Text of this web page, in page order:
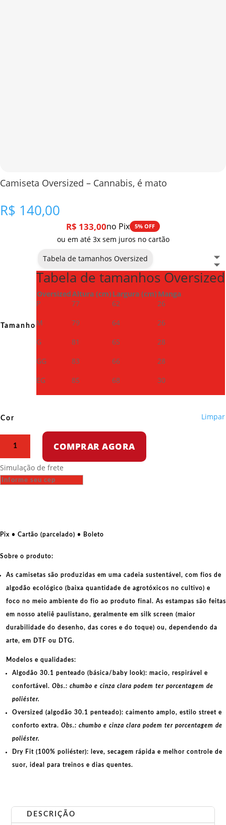
Camiseta Oversized – Cannabis, é mato
R$ 140,00
R$ 133,00no Pix 5% OFF
ou em até 3x sem juros no cartão
Tamanho
Tabela de tamanhos Oversized
Tabela de tamanhos Oversized
OversizedAltura (cm) Largura (cm) Manga
P
77 62
26
M
79 64
26
G
81 65
28
GG
83 66
28
EG
85 68 30
Cor Limpar
Cannabis,
é
COMPRAR AGORA
Simulação de frete
Pix • Cartão (parcelado) • Boleto
Sobre o produto:
As camisetas são produzidas em uma cadeia sustentável, com fios de
algodão ecológico (baixa quantidade de agrotóxicos no cultivo) e
foco no meio ambiente do fio ao produto final. As estampas são feitas
em nosso ateliê paulistano, geralmente em silk screen (maior
durabilidade do desenho, das cores e do toque) ou, dependendo da
arte, em DTF ou DTG.
Modelos e qualidades:
Algodão 30.1 penteado (básica/baby look): macio, respirável e
confortável. Obs.: chumbo e cinza clara podem ter porcentagem de
poliéster.
Oversized (algodão 30.1 penteado): caimento amplo, estilo street e
conforto extra. Obs.: chumbo e cinza clara podem ter porcentagem de
poliéster.
Dry Fit (100% poliéster): leve, secagem rápida e melhor controle de
suor, ideal para treinos e dias quentes.
DESCRIÇÃO